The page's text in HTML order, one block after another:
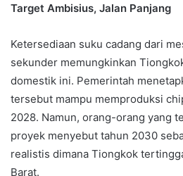
Target Ambisius, Jalan Panjang
Ketersediaan suku cadang dari
sekunder memungkinkan
domestik ini. Pemerintah
tersebut mampu memproduksi
2028. Namun, orang-orang yang
proyek menyebut tahun 2030
realistis dimana Tiongkok
Barat.